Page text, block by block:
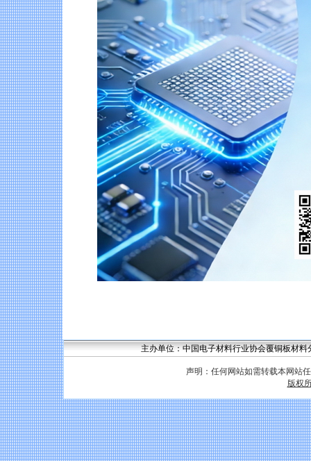
主办单位：中国电子材料行业协会覆铜板材
声明：任何网站如需转载本网站
版权